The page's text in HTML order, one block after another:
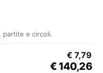
partite e circoli.
€ 7,79
€ 140,26